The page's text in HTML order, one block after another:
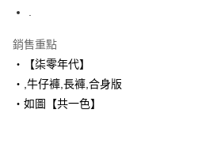
街口支付
悠遊付
Google Pay
銷售重點
‧【柒零年代】
‧,牛仔褲,長褲,合身版
‧如圖【共一色】